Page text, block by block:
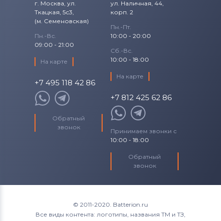
Pavilion dm4 Series
Pavilion DV Series
Pavilion dv4 Series
Pavilion dv6 Series
Pavilion dv7 Series
Pavilion G Series
Pavilion G71 Series
г. Москва, ул.
Ткацкая, 5с3,
(м. Семеновская)
Пн.-Вс.
09:00 - 21:00
На карте
+7 495 118 42 86
Обратный
звонок
ул. Наличная, 44,
корп. 2
Пн.-Пт.
10:00 - 20:00
Сб.-Вс.
10:00 - 18:00
На карте
+7 812 425 62 86
Принимаем звонки с
10:00 - 18:00
Обратный
звонок
© 2011-2020. Batterion.ru
Все виды контента: логотипы, названия ТМ и ТЗ,